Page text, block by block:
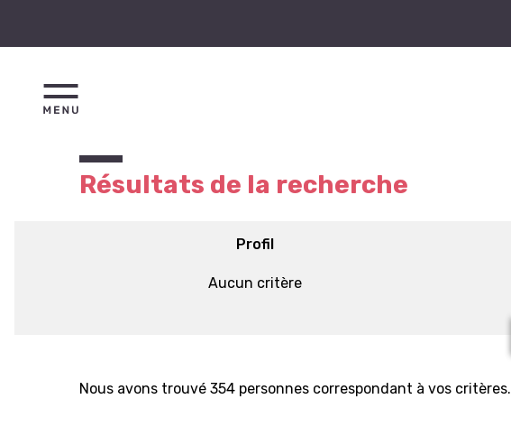
Résultats de la recherche
Profil
Aucun critère
Nous avons trouvé 354 personnes correspondant à vos critères.